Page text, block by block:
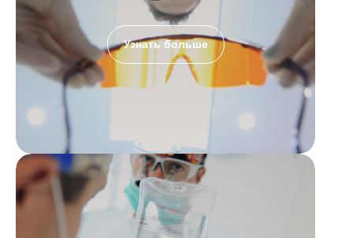
Узнать больше